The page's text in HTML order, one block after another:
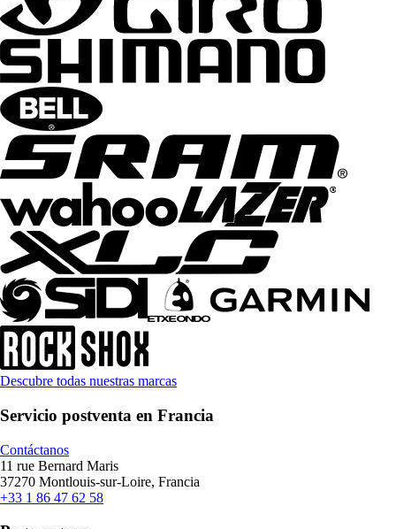
Descubre todas nuestras marcas
Servicio postventa en Francia
Contáctanos
11 rue Bernard Maris
37270 Montlouis-sur-Loire, Francia
+33 1 86 47 62 58